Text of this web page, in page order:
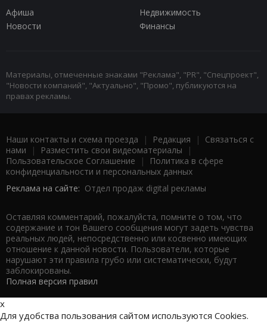
Афиша
Недвижимость
Новости
Финансы
Материалы, отмеченные знаками "Реклама", "PR", "Спецпроект",
"Новости компаний", "Актуально", "Промо", публикуются на
правах рекламы.
Наши контакты и схема проезда | Редакция | Связаться с
нами | Разместить свои видеоматериалы |
Пользовательское Соглашение |
Политика в сфере
конфиденциальности и персональных данных
Реклама на сайте: Отдел продаж digital рекламы
Оставляя комментарий, пожалуйста, помните о том, что
содержание и тон Вашего сообщения могут задеть чувства
реальных людей, непосредственно или косвенно имеющих
отношение к данной новости. Пользователи, которые
нарушают эти правила грубо или систематически, будут
заблокированы.
Полная версия правил
x
Для удобства пользования сайтом используются Cookies.